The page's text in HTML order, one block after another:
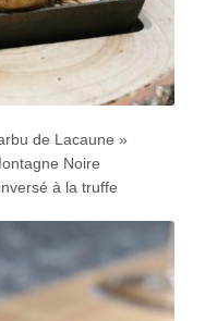
de Lacaune »
Noire
à la truffe